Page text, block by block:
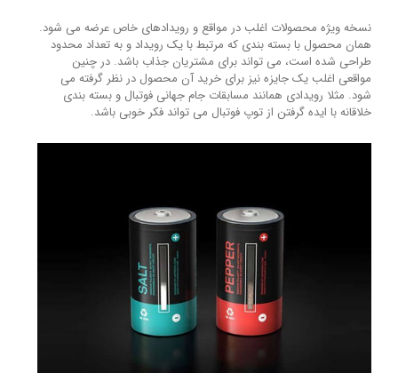
نسخه ویژه محصولات اغلب در مواقع و رویدادهای خاص عرضه می شود.
همان محصول با بسته بندی که مرتبط با یک رویداد و به تعداد محدود
طراحی شده است، می تواند برای مشتریان جذاب باشد. در چنین
مواقعی اغلب یک جایزه نیز برای خرید آن محصول در نظر گرفته می
شود. مثلا رویدادی همانند مسابقات جام جهانی فوتبال و بسته بندی
خلاقانه با ایده گرفتن از توپ فوتبال می تواند فکر خوبی باشد.